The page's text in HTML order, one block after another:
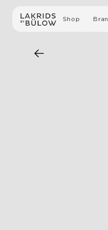
Shop
Alle
Slow
Limited